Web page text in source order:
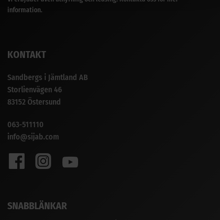
information.
KONTAKT
Sandbergs i Jämtland AB
Storlienvägen 46
83152 Östersund
063-511110
info@sijab.com
SNABBLÄNKAR